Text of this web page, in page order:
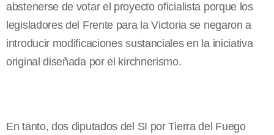
abstenerse de votar el proyecto oficialista porque los
legisladores del Frente para la Victoria se negaron a
introducir modificaciones sustanciales en la iniciativa
original diseñada por el kirchnerismo.
En tanto, dos diputados del SI por Tierra del Fuego